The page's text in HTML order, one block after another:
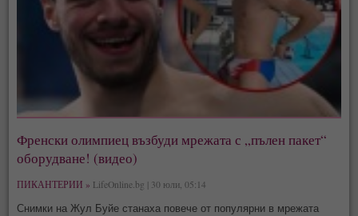
Френски олимпиец възбуди мрежата с „пълен пакет“
оборудване! (видео)
ПИКАНТЕРИИ » LifeOnline.bg | 30 юли, 05:14
Снимки на Жул Буйе станаха повече от популярни в мрежата